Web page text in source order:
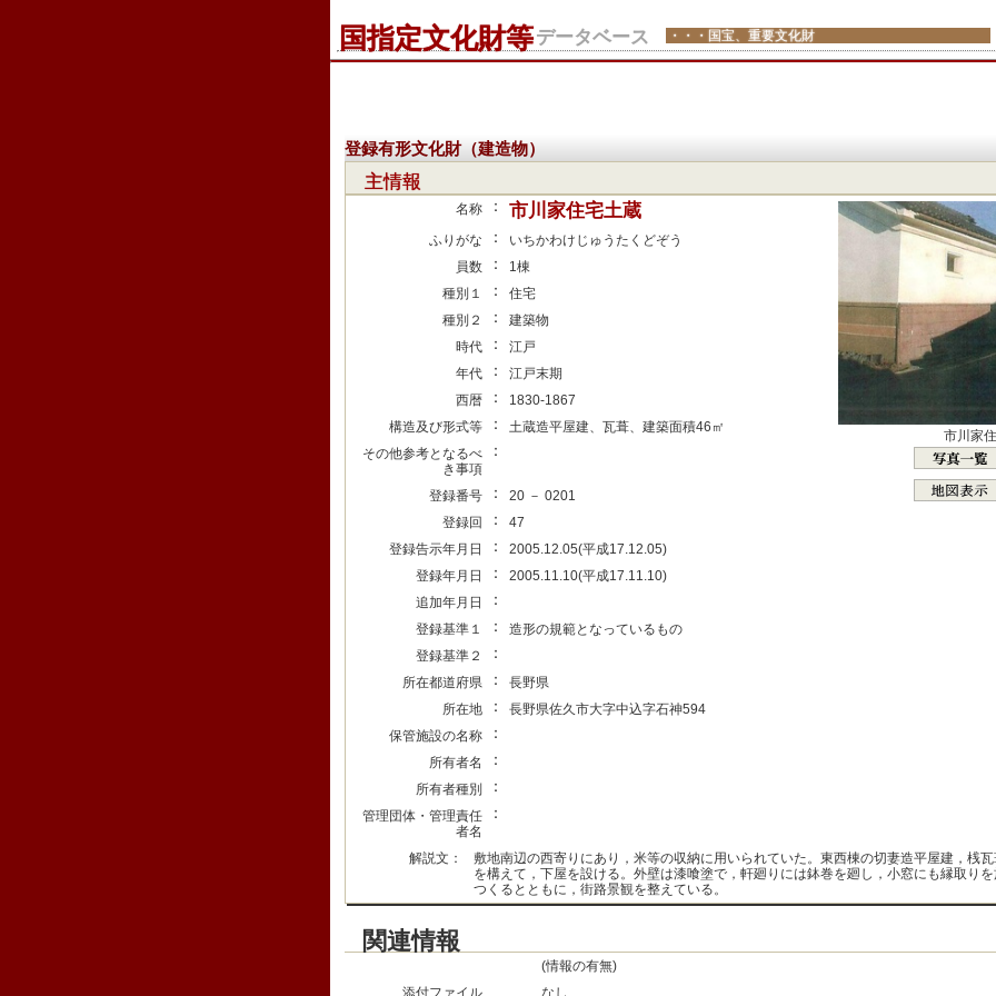
国指定文化財等データベース ・・・国宝、重要文化財
登録有形文化財（建造物）
主情報
名称 ： 市川家住宅土蔵
ふりがな ：
いちかわけじゅうたくどぞう
員数
：
1棟
種別１
：
住宅
種別２
：
建築物
時代
：
江戸
年代
：
江戸末期
西暦
：
1830-1867
構造及び形式等
：
土蔵造平屋建、瓦葺、建築面積46㎡
その他参考となるべ
き事項
：
登録番号 ：
20 － 0201
登録回
：
47
登録告示年月日
：
2005.12.05(平成17.12.05)
登録年月日
：
2005.11.10(平成17.11.10)
追加年月日
：
登録基準１ ：
造形の規範となっているもの
登録基準２
：
所在都道府県 ：
長野県
所在地
：
長野県佐久市大字中込字石神594
保管施設の名称
：
所有者名 ：
所有者種別 ：
管理団体・管理責任
者名
：
市川家
解説文：
敷地南辺の西寄りにあり，米等の収納に用いられていた。東西棟の切妻造平屋建，桟
を構えて，下屋を設ける。外壁は漆喰塗で，軒廻りには鉢巻を廻し，小窓にも縁取り
つくるとともに，街路景観を整えている。
関連情報
(情報の有無)
添付ファイル
なし